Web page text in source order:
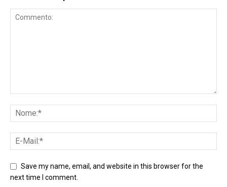
Save my name, email, and website in this browser for the
next time I comment.